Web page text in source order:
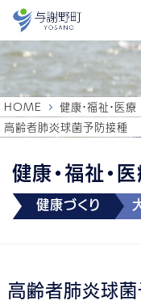
健康・福祉・
健康づくり
HOME 健康・福祉・医療
高齢者肺炎球菌予防接種
高齢者肺炎球